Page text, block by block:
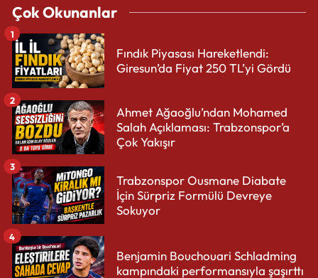
Çok Okunanlar
Fındık Piyasası Hareketlendi:
Giresun’da Fiyat 250 TL’yi Gördü
1
Ahmet Ağaoğlu’ndan Mohamed
Salah Açıklaması: Trabzonspor’a
Çok Yakışır
2
Trabzonspor Ousmane Diabate
İçin Sürpriz Formülü Devreye
Sokuyor
3
Benjamin Bouchouari Schladming
kampındaki performansıyla şaşırttı
4